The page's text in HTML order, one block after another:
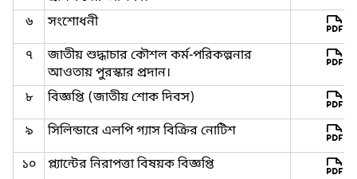
৬
সংশোধনী
৭
জাতীয় শুদ্ধাচার কৌশল কর্ম-পরিকল্পনার
আওতায় পুরস্কার প্রদান।
৮
বিজ্ঞপ্তি (জাতীয় শোক দিবস)
৯
সিলিন্ডারে এলপি গ্যাস বিক্রির নোটিশ
১০
প্ল্যান্টের নিরাপত্তা বিষয়ক বিজ্ঞপ্তি